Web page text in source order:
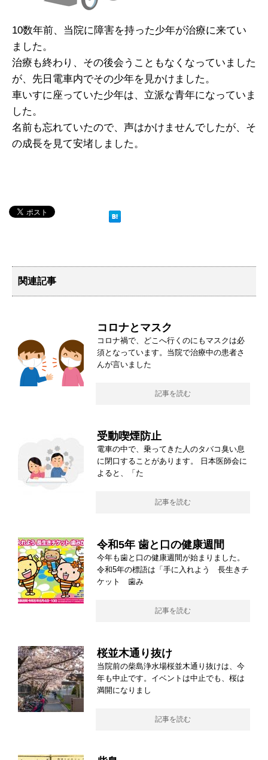
10数年前、当院に障害を持った少年が治療に来てい
ました。
治療も終わり、その後会うこともなくなっていました
が、先日電車内でその少年を見かけました。
車いすに座っていた少年は、立派な青年になっていま
した。
名前も忘れていたので、声はかけませんでしたが、そ
の成長を見て安堵しました。
関連記事
コロナとマスク
コロナ禍で、どこへ行くのにもマスクは必
須となっています。当院で治療中の患者さ
んが言いました
記事を読む
受動喫煙防止
電車の中で、乗ってきた人のタバコ臭い息
に閉口することがあります。 日本医師会に
よると、「た
記事を読む
令和5年 歯と口の健康週間
今年も歯と口の健康週間が始まりました。
令和5年の標語は「手に入れよう 長生きチ
ケット 歯み
記事を読む
桜並木通り抜け
当院前の柴島浄水場桜並木通り抜けは、今
年も中止です。イベントは中止でも、桜は
満開になりまし
記事を読む